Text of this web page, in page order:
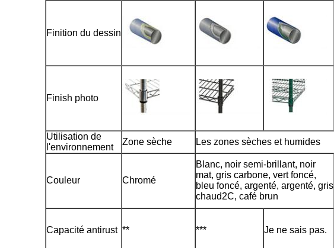
Finition du dessin
Finish photo
Utilisation de
l'environnement
Zone sèche Les zones sèches et humides
Couleur Chromé
Blanc, noir semi-brillant, noir
mat, gris carbone, vert foncé,
bleu foncé, argenté, argenté, gris
chaud2C, café brun
Capacité antirust ** *** Je ne sais pas.